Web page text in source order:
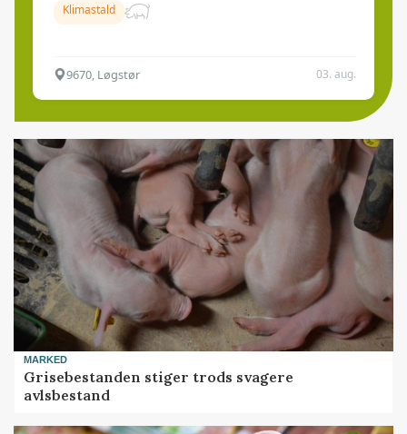
Klimastald
9670, Løgstør 03. aug.
MARKED
Grisebestanden stiger trods svagere
avlsbestand